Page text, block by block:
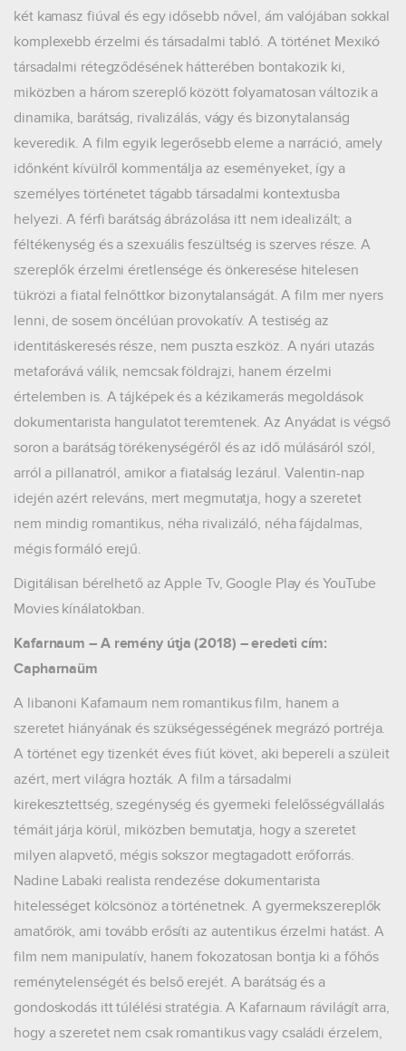
két kamasz fiúval és egy idősebb nővel, ám valójában sokkal
komplexebb érzelmi és társadalmi tabló. A történet Mexikó
társadalmi rétegződésének hátterében bontakozik ki,
miközben a három szereplő között folyamatosan változik a
dinamika, barátság, rivalizálás, vágy és bizonytalanság
keveredik. A film egyik legerősebb eleme a narráció, amely
időnként kívülről kommentálja az eseményeket, így a
személyes történetet tágabb társadalmi kontextusba
helyezi. A férfi barátság ábrázolása itt nem idealizált; a
féltékenység és a szexuális feszültség is szerves része. A
szereplők érzelmi éretlensége és önkeresése hitelesen
tükrözi a fiatal felnőttkor bizonytalanságát. A film mer nyers
lenni, de sosem öncélúan provokatív. A testiség az
identitáskeresés része, nem puszta eszköz. A nyári utazás
metaforává válik, nemcsak földrajzi, hanem érzelmi
értelemben is. A tájképek és a kézikamerás megoldások
dokumentarista hangulatot teremtenek. Az Anyádat is végső
soron a barátság törékenységéről és az idő múlásáról szól,
arról a pillanatról, amikor a fiatalság lezárul. Valentin-nap
idején azért releváns, mert megmutatja, hogy a szeretet
nem mindig romantikus, néha rivalizáló, néha fájdalmas,
mégis formáló erejű.
Digitálisan bérelhető az Apple Tv, Google Play és YouTube
Movies kínálatokban.
Kafarnaum – A remény útja (2018) – eredeti cím:
Capharnaüm
A libanoni Kafarnaum nem romantikus film, hanem a
szeretet hiányának és szükségességének megrázó portréja.
A történet egy tizenkét éves fiút követ, aki bepereli a szüleit
azért, mert világra hozták. A film a társadalmi
kirekesztettség, szegénység és gyermeki felelősségvállalás
témáit járja körül, miközben bemutatja, hogy a szeretet
milyen alapvető, mégis sokszor megtagadott erőforrás.
Nadine Labaki realista rendezése dokumentarista
hitelességet kölcsönöz a történetnek. A gyermekszereplők
amatőrök, ami tovább erősíti az autentikus érzelmi hatást. A
film nem manipulatív, hanem fokozatosan bontja ki a főhős
reménytelenségét és belső erejét. A barátság és a
gondoskodás itt túlélési stratégia. A Kafarnaum rávilágít arra,
hogy a szeretet nem csak romantikus vagy családi érzelem,